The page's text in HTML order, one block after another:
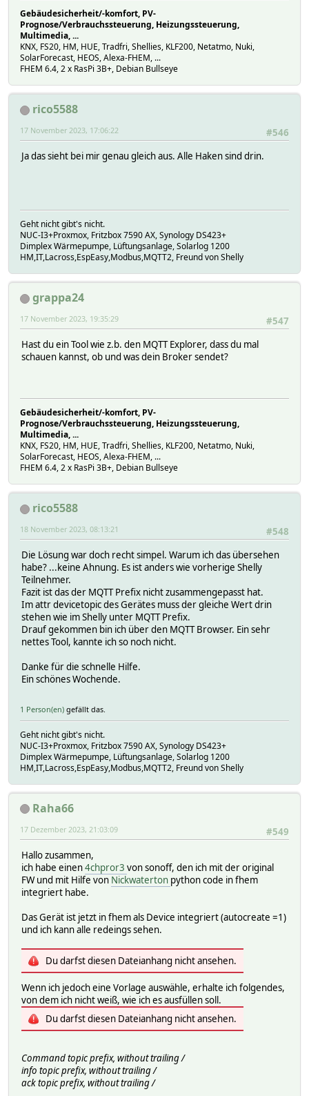
2023-11-17_15:02:00 MQTT2_KuecheHermann current: 0.000
2023-11-17_15:02:00 MQTT2_KuecheHermann output: true
2023-11-17_15:02:00 MQTT2_KuecheHermann source: init
2023-11-17_15:02:00 MQTT2_KuecheHermann temperature_tF:
2023-11-17_15:02:00 MQTT2_KuecheHermann
Gebäudesicherheit/-komfort, PV-
Prognose/Verbrauchssteuerung, Heizungssteuerung,
Multimedia, ...
KNX, FS20, HM, HUE, Tradfri, Shellies, KLF200, Netatmo, Nuki,
SolarForecast, HEOS, Alexa-FHEM, ...
FHEM 6.4, 2 x RasPi 3B+, Debian Bullseye
rico5588
#546
17 November 2023, 17:06:22
Ja das sieht bei mir genau gleich aus. Alle Haken sind drin.
Geht nicht gibt's nicht.
NUC-I3+Proxmox, Fritzbox 7590 AX, Synology DS423+
Dimplex Wärmepumpe, Lüftungsanlage, Solarlog 1200
HM,IT,Lacross,EspEasy,Modbus,MQTT2, Freund von Shelly
grappa24
#547
17 November 2023, 19:35:29
Hast du ein Tool wie z.b. den MQTT Explorer, dass du mal
schauen kannst, ob und was dein Broker sendet?
Gebäudesicherheit/-komfort, PV-
Prognose/Verbrauchssteuerung, Heizungssteuerung,
Multimedia, ...
KNX, FS20, HM, HUE, Tradfri, Shellies, KLF200, Netatmo, Nuki,
SolarForecast, HEOS, Alexa-FHEM, ...
FHEM 6.4, 2 x RasPi 3B+, Debian Bullseye
rico5588
#548
18 November 2023, 08:13:21
Die Lösung war doch recht simpel. Warum ich das übersehen
habe? ...keine Ahnung. Es ist anders wie vorherige Shelly
Teilnehmer.
Fazit ist das der MQTT Prefix nicht zusammengepasst hat.
Im attr devicetopic des Gerätes muss der gleiche Wert drin
stehen wie im Shelly unter MQTT Prefix.
Drauf gekommen bin ich über den MQTT Browser. Ein sehr
nettes Tool, kannte ich so noch nicht.
Danke für die schnelle Hilfe.
Ein schönes Wochende.
1 Person(en) gefällt das.
Geht nicht gibt's nicht.
NUC-I3+Proxmox, Fritzbox 7590 AX, Synology DS423+
Dimplex Wärmepumpe, Lüftungsanlage, Solarlog 1200
HM,IT,Lacross,EspEasy,Modbus,MQTT2, Freund von Shelly
Raha66
#549
17 Dezember 2023, 21:03:09
Hallo zusammen,
ich habe einen4chpror3 von sonoff, den ich mit der original
FW und mit Hilfe von Nickwaterton python code in fhem
integriert habe.
Das Gerät ist jetzt in fhem als Device integriert (autocreate =1)
und ich kann alle redeings sehen.
Du darfst diesen Dateianhang nicht ansehen.
Wenn ich jedoch eine Vorlage auswähle, erhalte ich folgendes,
von dem ich nicht weiß, wie ich es ausfüllen soll.
Du darfst diesen Dateianhang nicht ansehen.
Command topic prefix, without trailing /
info topic prefix, without trailing /
ack topic prefix, without trailing /